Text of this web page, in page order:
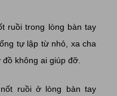
ruồi trong lòng bàn tay
tự lập từ nhỏ, xa cha
không ai giúp đỡ.
ruồi ở lòng bàn tay